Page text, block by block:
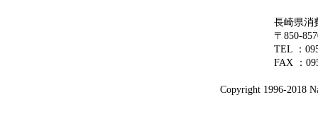
長崎県消
〒850-
TEL ：
FAX ：
Copyright 1996-2018